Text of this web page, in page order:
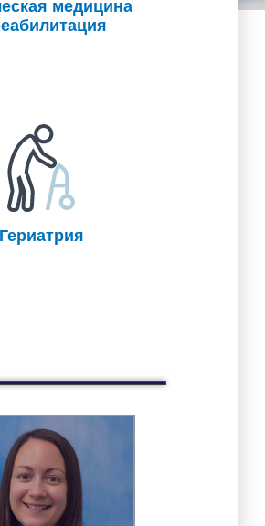
медицина
Гериатрия